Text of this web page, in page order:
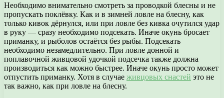
Необходимо внимательно смотреть за проводкой блесны и не
пропускать поклёвку. Как и в зимней ловле на блесну, как
только кивок дёрнулся, или при ловле без кивка очутился удар
в руку — сразу необходимо подсекать. Иначе окунь бросает
приманку, и рыболов остаётся без рыбы. Подсекать
необходимо незамедлительно. При ловле донной и
поплавочной живцовой удочкой подсечка также должна
производиться как можно быстрее. Иначе окунь просто может
отпустить приманку. Хотя в случае живцовых снастей это не
так важно, как при ловле на блесну.